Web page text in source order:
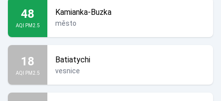
48
AQI PM2.5
Kamianka-Buzka
město
18
AQI PM2.5
Batiatychi
vesnice